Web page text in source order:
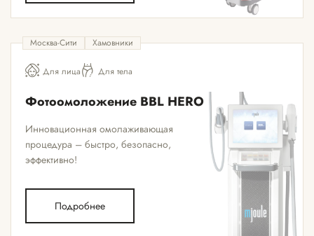
Москва-Сити Хамовники
Для лица Для тела
Фотоомоложение BBL HERO
Инновационная омолаживающая
процедура – быстро, безопасно,
эффективно!
Подробнее